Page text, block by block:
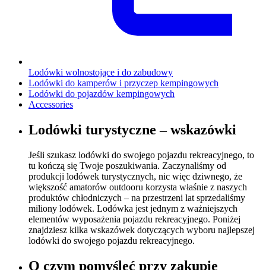
Lodówki wolnostojące i do zabudowy
Lodówki do kamperów i przyczep kempingowych
Lodówki do pojazdów kempingowych
Accessories
Lodówki turystyczne – wskazówki
Jeśli szukasz lodówki do swojego pojazdu rekreacyjnego, to
tu kończą się Twoje poszukiwania. Zaczynaliśmy od
produkcji lodówek turystycznych, nic więc dziwnego, że
większość amatorów outdooru korzysta właśnie z naszych
produktów chłodniczych – na przestrzeni lat sprzedaliśmy
miliony lodówek. Lodówka jest jednym z ważniejszych
elementów wyposażenia pojazdu rekreacyjnego. Poniżej
znajdziesz kilka wskazówek dotyczących wyboru najlepszej
lodówki do swojego pojazdu rekreacyjnego.
O czym pomyśleć przy zakupie